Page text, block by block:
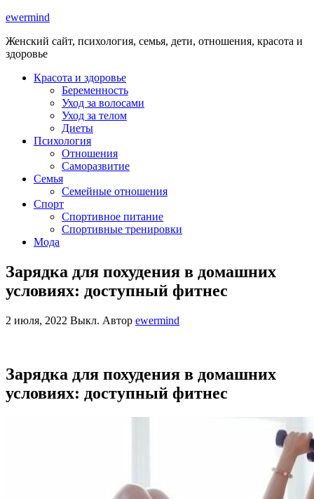
ewermind
Женский сайт, психология, семья, дети, отношения, красота и
здоровье
Красота и здоровье
Беременность
Уход за волосами
Уход за телом
Диеты
Психология
Отношения
Саморазвитие
Семья
Семейные отношения
Спорт
Спортивное питание
Спортивные тренировки
Мода
Зарядка для похудения в домашних
условиях: доступный фитнес
2 июля, 2022 Выкл. Автор ewermind
Зарядка для похудения в домашних
условиях: доступный фитнес